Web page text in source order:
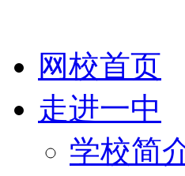
网校首页
走进一中
学校简